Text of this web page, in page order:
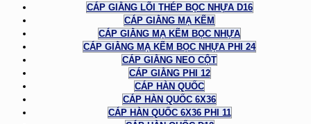
CÁP GIẰNG LÕI THÉP BỌC NHỰA D16
CÁP GIẰNG MẠ KẼM
CÁP GIẰNG MẠ KẼM BỌC NHỰA
CÁP GIẰNG MẠ KẼM BỌC NHỰA PHI 24
CÁP GIẰNG NEO CỘT
CÁP GIẰNG PHI 12
CÁP HÀN QUỐC
CÁP HÀN QUỐC 6X36
CÁP HÀN QUỐC 6X36 PHI 11